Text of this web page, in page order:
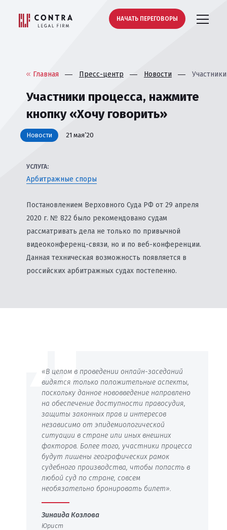
НАЧАТЬ ПЕРЕГОВОРЫ
Главная Пресс-центр Новости
Участники процесса, нажмите
кнопку «Хочу говорить»
Новости 21 мая’20
УСЛУГА:
Арбитражные споры
Постановлением Верховного Суда РФ от 29 апреля
2020 г. № 822 было рекомендовано судам
рассматривать дела не только по привычной
видеоконференц-связи, но и по веб-конференции.
Данная техническая возможность появляется в
российских арбитражных судах постепенно.
«В целом в проведении онлайн-заседаний
видятся только положительные аспекты,
поскольку данное нововведение направлено
на обеспечение доступности правосудия,
защиты законных прав и интересов
независимо от эпидемиологической
ситуации в стране или иных внешних
факторов. Более того, участники процесса
будут лишены географических рамок
судебного производства, чтобы попасть в
любой суд по стране, совсем
необязательно бронировать билет».
Зинаида Козлова
Юрист